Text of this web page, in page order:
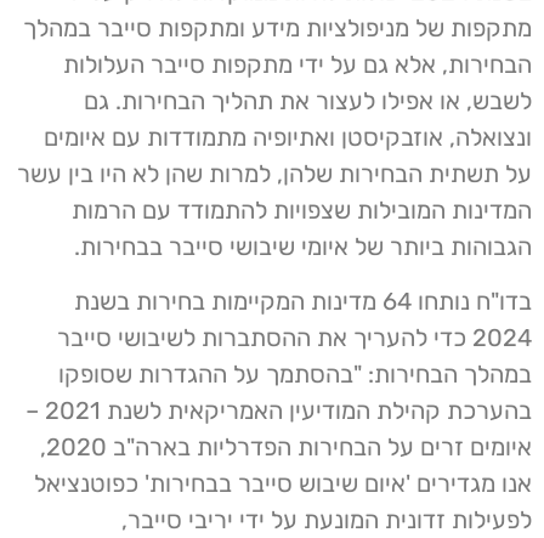
מתקפות של מניפולציות מידע ומתקפות סייבר במהלך
הבחירות, אלא גם על ידי מתקפות סייבר העלולות
לשבש, או אפילו לעצור את תהליך הבחירות. גם
ונצואלה, אוזבקיסטן ואתיופיה מתמודדות עם איומים
על תשתית הבחירות שלהן, למרות שהן לא היו בין עשר
המדינות המובילות שצפויות להתמודד עם הרמות
הגבוהות ביותר של איומי שיבושי סייבר בבחירות.
בדו"ח נותחו 64 מדינות המקיימות בחירות בשנת
2024 כדי להעריך את ההסתברות לשיבושי סייבר
במהלך הבחירות: "בהסתמך על ההגדרות שסופקו
בהערכת קהילת המודיעין האמריקאית לשנת 2021 –
איומים זרים על הבחירות הפדרליות בארה"ב 2020,
אנו מגדירים 'איום שיבוש סייבר בבחירות' כפוטנציאל
לפעילות זדונית המונעת על ידי יריבי סייבר,